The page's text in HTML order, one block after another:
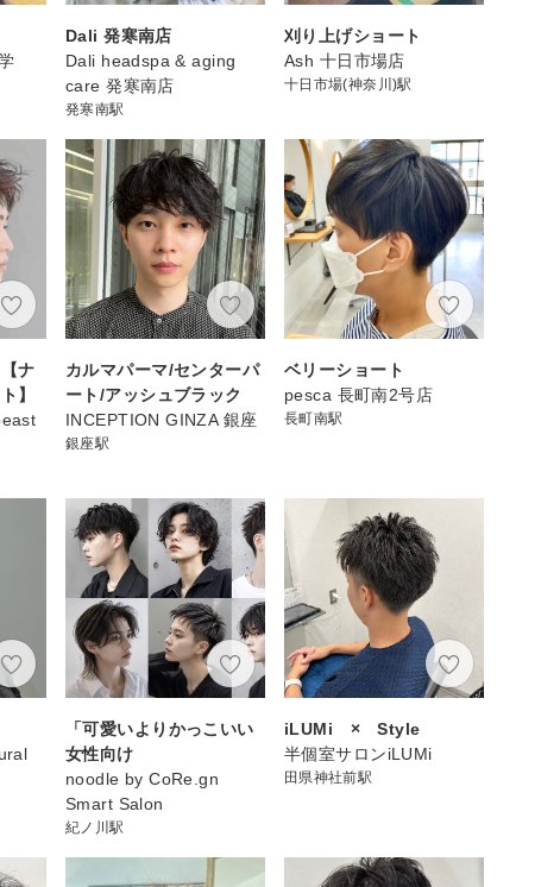
Dali 発寒南店
Dali headspa & aging
care 発寒南店
発寒南駅
刈り上げショート
Ash 十日市場店
十日市場(神奈川)駅
ナ
】
カルマパーマ/センターパ
ート/アッシュブラック
INCEPTION GINZA 銀座
銀座駅
ベリーショート
pesca 長町南2号店
長町南駅
「可愛いよりかっこいい
女性向け
noodle by CoRe.gn
Smart Salon
紀ノ川駅
iLUMi × Style
半個室サロンiLUMi
田県神社前駅